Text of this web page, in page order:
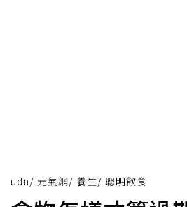
udn/ 元氣網/ 養生/ 聰明飲食